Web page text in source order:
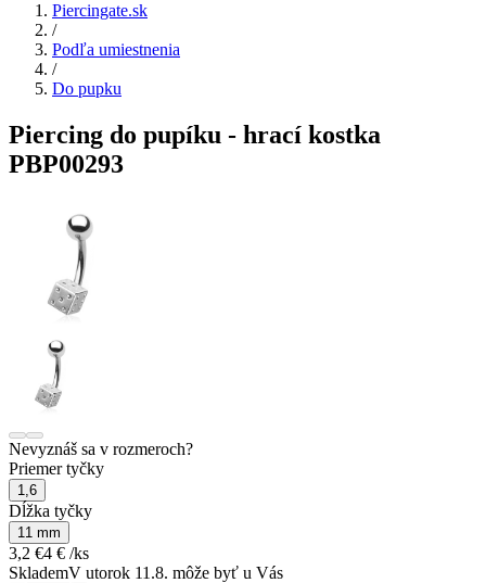
Piercingate.sk
/
Podľa umiestnenia
/
Do pupku
Piercing do pupíku - hrací kostka
PBP00293
Nevyznáš sa v rozmeroch?
Priemer tyčky
1,6
Dĺžka tyčky
11 mm
3,2 €4 € /ks
SklademV utorok 11.8. môže byť u Vás